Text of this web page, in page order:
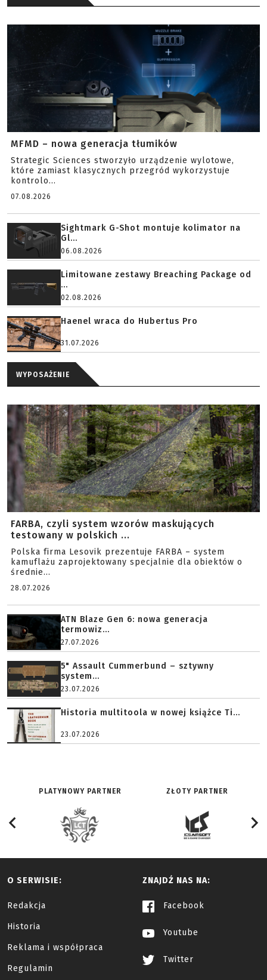
MFMD – nowa generacja tłumików
Strategic Sciences stworzyło urządzenie wylotowe,
które zamiast klasycznych przegród wykorzystuje
kontrolo...
07.08.2026
Sightmark G-Shot montuje kolimator na
Gl...
06.08.2026
Limitowane zestawy Breaching Package od
...
02.08.2026
Haenel wraca do Hubertus Pro
31.07.2026
WYPOSAŻENIE
FARBA, czyli system wzorów maskujących
testowany w polskich ...
Polska firma Lesovik prezentuje FARBA – system
kamuflażu zaprojektowany specjalnie dla obiektów o
średnie...
28.07.2026
ATN Blaze Gen 6: nowa generacja
termowiz...
27.07.2026
5" Assault Cummerbund – sztywny
system...
23.07.2026
Historia multitoola w nowej książce Ti...
23.07.2026
PLATYNOWY PARTNER ZŁOTY PARTNER
O SERWISIE:
Redakcja
Historia
Reklama i współpraca
Regulamin
ZNAJDŹ NAS NA:
Facebook
Youtube
Twitter